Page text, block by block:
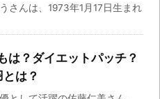
さんは、1973年1月17日生まれ
は？ダイエットパッチ？
は？